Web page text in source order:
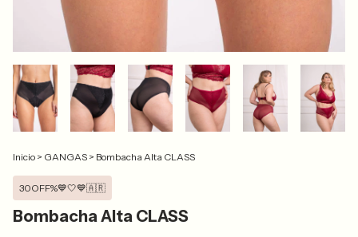
Inicio > GANGAS > Bombacha Alta CLASS
30OFF%💙🤍💙🇦🇷
Bombacha Alta CLASS